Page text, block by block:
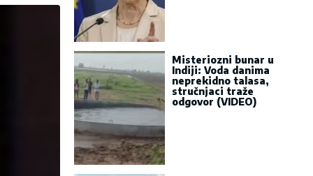
Misteriozni bunar u
Indiji: Voda danima
neprekidno talasa,
stručnjaci traže
odgovor (VIDEO)